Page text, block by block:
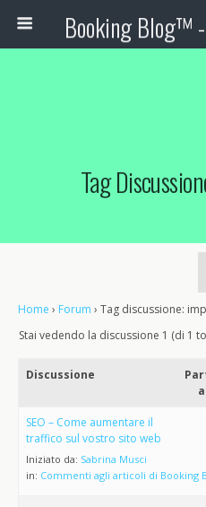
Tag
Home › Forum › Tag discussione:
Stai vedendo la discussione 1 (di 1
Discussione
SEO – Come aumentare il
traffico sul vostro sito web
Iniziato da: Sabrina Musci
in: Commenti agli articoli di Booking